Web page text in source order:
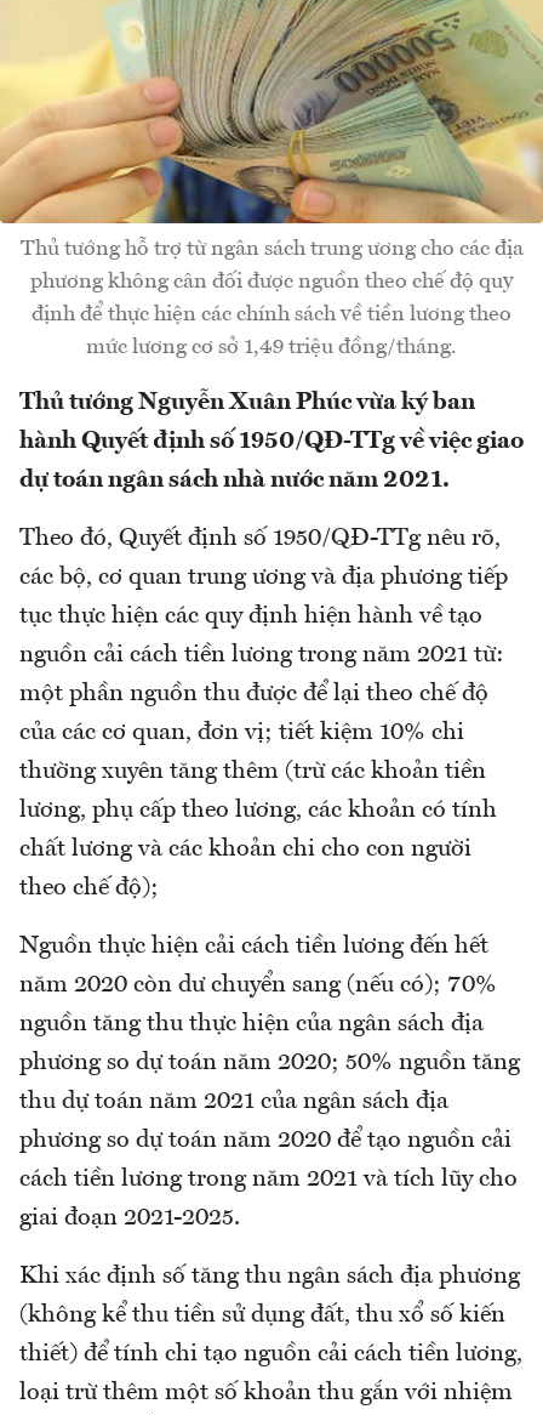
Thủ tướng hỗ trợ từ ngân sách trung ương cho các địa
phương không cân đối được nguồn theo chế độ quy
định để thực hiện các chính sách về tiền lương theo
mức lương cơ sở 1,49 triệu đồng/tháng.
Thủ tướng Nguyễn Xuân Phúc vừa ký ban
hành Quyết định số 1950/QĐ-TTg về việc giao
dự toán ngân sách nhà nước năm 2021.
Theo đó, Quyết định số 1950/QĐ-TTg nêu rõ,
các bộ, cơ quan trung ương và địa phương tiếp
tục thực hiện các quy định hiện hành về tạo
nguồn cải cách tiền lương trong năm 2021 từ:
một phần nguồn thu được để lại theo chế độ
của các cơ quan, đơn vị; tiết kiệm 10% chi
thường xuyên tăng thêm (trừ các khoản tiền
lương, phụ cấp theo lương, các khoản có tính
chất lương và các khoản chi cho con người
theo chế độ);
Nguồn thực hiện cải cách tiền lương đến hết
năm 2020 còn dư chuyển sang (nếu có); 70%
nguồn tăng thu thực hiện của ngân sách địa
phương so dự toán năm 2020; 50% nguồn tăng
thu dự toán năm 2021 của ngân sách địa
phương so dự toán năm 2020 để tạo nguồn cải
cách tiền lương trong năm 2021 và tích lũy cho
giai đoạn 2021-2025.
Khi xác định số tăng thu ngân sách địa phương
(không kể thu tiền sử dụng đất, thu xổ số kiến
thiết) để tính chi tạo nguồn cải cách tiền lương,
loại trừ thêm một số khoản thu gắn với nhiệm